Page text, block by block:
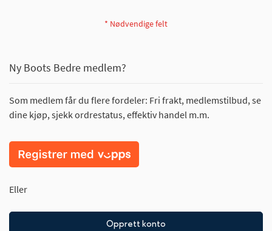
Ny Boots Bedre medlem?
Som medlem får du flere fordeler: Fri frakt, medlemstilbud, se
dine kjøp, sjekk ordrestatus, effektiv handel m.m.
Eller
Opprett konto